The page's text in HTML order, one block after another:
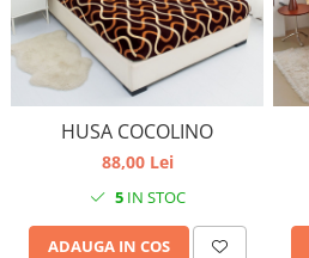
HUSA COCOLINO
88,00 Lei
5IN STOC
ADAUGA IN COS